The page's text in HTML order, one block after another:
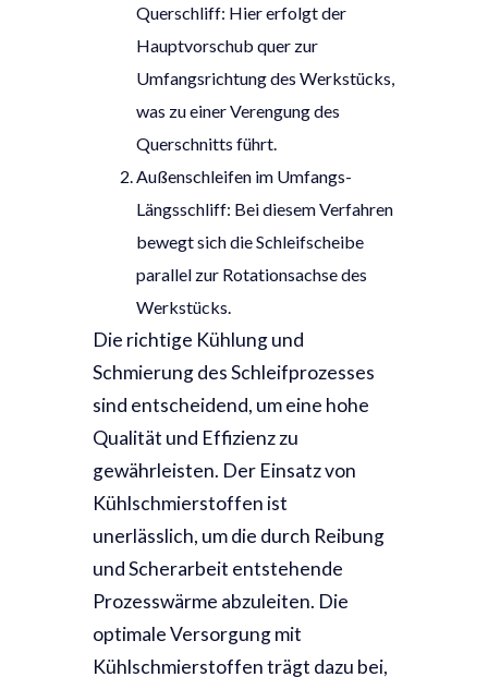
Querschliff: Hier erfolgt der
Hauptvorschub quer zur
Umfangsrichtung des Werkstücks,
was zu einer Verengung des
Querschnitts führt.
Außenschleifen im Umfangs-
Längsschliff: Bei diesem Verfahren
bewegt sich die Schleifscheibe
parallel zur Rotationsachse des
Werkstücks.
Die richtige Kühlung und
Schmierung des Schleifprozesses
sind entscheidend, um eine hohe
Qualität und Effizienz zu
gewährleisten. Der Einsatz von
Kühlschmierstoffen ist
unerlässlich, um die durch Reibung
und Scherarbeit entstehende
Prozesswärme abzuleiten. Die
optimale Versorgung mit
Kühlschmierstoffen trägt dazu bei,